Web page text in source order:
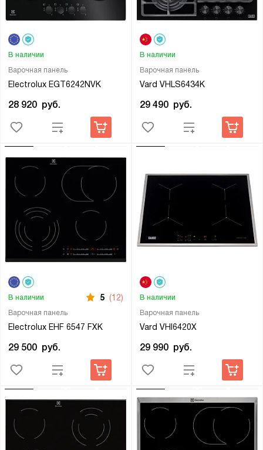
Варочная панель
Electrolux EGT6242NVK
В наличии
28 920 руб.
Варочная панель
Vard VHLS6434K
В наличии
29 490 руб.
Варочная панель
Electrolux EHF 6547 FXK
В наличии 5 (12)
29 500 руб.
Варочная панель
Vard VHI6420X
В наличии
29 990 руб.